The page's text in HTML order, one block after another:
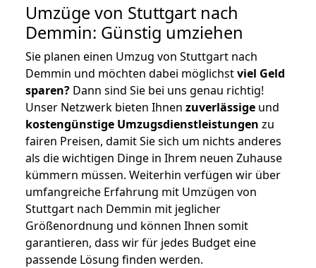
Umzüge von Stuttgart nach
Demmin: Günstig umziehen
Sie planen einen Umzug von Stuttgart nach
Demmin und möchten dabei möglichstviel Geld
sparen? Dann sind Sie bei uns genau richtig!
Unser Netzwerk bieten Ihnen zuverlässige und
kostengünstige Umzugsdienstleistungen zu
fairen Preisen, damit Sie sich um nichts anderes
als die wichtigen Dinge in Ihrem neuen Zuhause
kümmern müssen. Weiterhin verfügen wir über
umfangreiche Erfahrung mit Umzügen von
Stuttgart nach Demmin mit jeglicher
Größenordnung und können Ihnen somit
garantieren, dass wir für jedes Budget eine
passende Lösung finden werden.